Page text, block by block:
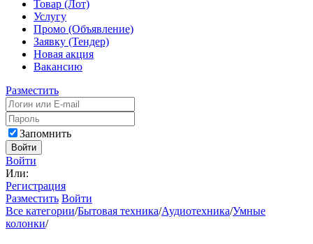
Товар (Лот)
Услугу
Промо (Объявление)
Заявку (Тендер)
Новая акция
Вакансию
Разместить
Запомнить
Войти
Войти
Или:
Регистрация
Разместить Войти
Все категории/Бытовая техника/Аудиотехника/Умные
колонки/